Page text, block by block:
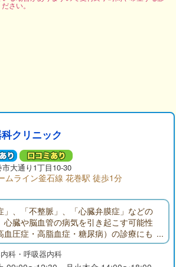
さい。
クリニック
市大通り1丁目10-30
ムライン釜石線 花巻駅 徒歩1分
」、「不整脈」、「心臓弁膜症」などの
心臓や脳血管の病気を引き起こす可能性
圧症・高脂血症・糖尿病）の診療にも
ちろん風邪、インフルエンザ、花粉症な
ても診療致します。
科・呼吸器内科